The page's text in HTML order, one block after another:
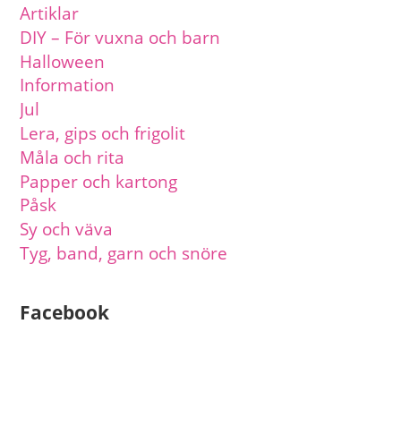
Artiklar
DIY – För vuxna och barn
Halloween
Information
Jul
Lera, gips och frigolit
Måla och rita
Papper och kartong
Påsk
Sy och väva
Tyg, band, garn och snöre
Facebook